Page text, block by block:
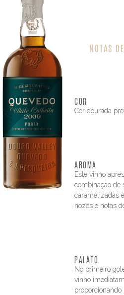
NOTAS
COR
Cor dourada
AROMA
Este vinho
combinação de
caramelizadas
nozes e notas
PALATO
No primeiro
vinho